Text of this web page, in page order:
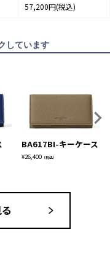
57,200円(税込)
しています
BA617BI-キーケース
¥26,400 （税込）